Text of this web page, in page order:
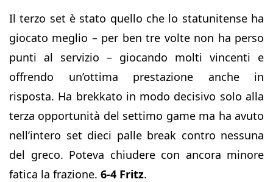
Il terzo set è stato quello che lo statunitense ha
giocato meglio – per ben tre volte non ha perso
punti al servizio – giocando molti vincenti e
offrendo un’ottima prestazione anche in
risposta. Ha brekkato in modo decisivo solo alla
terza opportunità del settimo game ma ha avuto
nell’intero set dieci palle break contro nessuna
del greco. Poteva chiudere con ancora minore
fatica la frazione. 6-4 Fritz.